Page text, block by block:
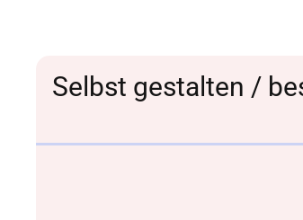
Selbst gestalten /